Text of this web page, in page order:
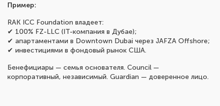
Пример:
RAK ICC Foundation владеет:
✔ 100% FZ-LLC (IT-компания в Дубае);
✔ апартаментами в Downtown Dubai через JAFZA Offshore;
✔ инвестициями в фондовый рынок США.
Бенефициары — семья основателя. Council —
корпоративный, независимый. Guardian — доверенное лицо.